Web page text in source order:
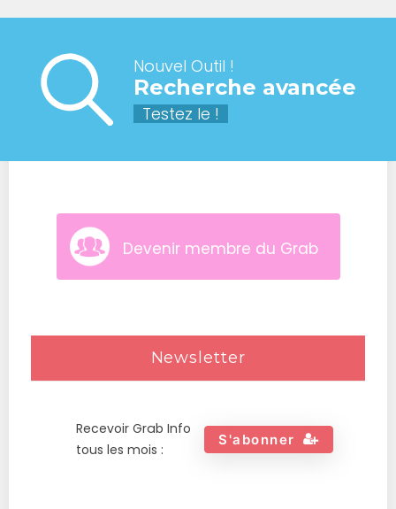
Nouvel Outil !
Recherche avancée
Testez le !
Devenir membre du Grab
Newsletter
Recevoir Grab Info
tous les mois :
S'abonner